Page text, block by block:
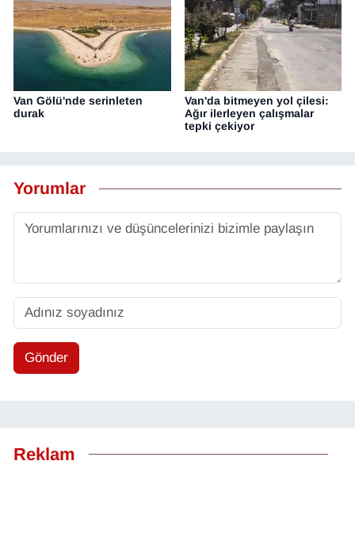
Van Gölü'nde serinleten
durak
Van'da bitmeyen yol çilesi:
Ağır ilerleyen çalışmalar
tepki çekiyor
Yorumlar
Gönder
Reklam